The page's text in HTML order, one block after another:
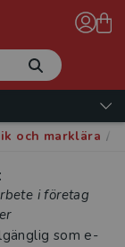
och marklära /
i företag
som e-